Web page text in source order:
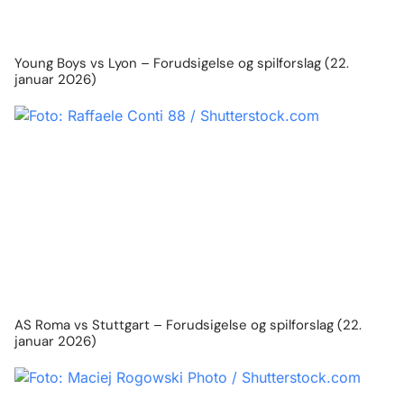
Young Boys vs Lyon – Forudsigelse og spilforslag (22.
januar 2026)
AS Roma vs Stuttgart – Forudsigelse og spilforslag (22.
januar 2026)